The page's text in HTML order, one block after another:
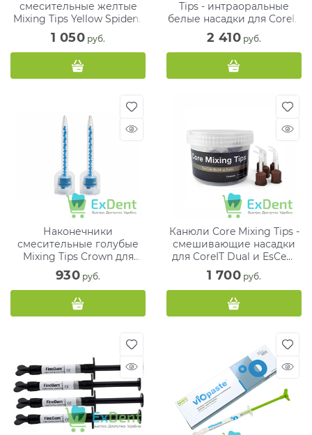
смесительные желтые
Mixing Tips Yellow Spident
(50 шт + 25 шт)
1 050 руб.
Tips - интраоральные
белые насадки для CoreIT
Dual (50 шт)
2 410 руб.
Наконечники
смесительные голубые
Mixing Tips Crown для
Hexa-Temp (50 шт)
930 руб.
Канюли Core Mixing Tips -
смешивающие насадки
для CoreIT Dual и EsCem
(50 шт)
1 700 руб.